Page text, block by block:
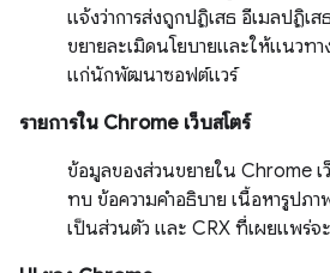
แจ้งว่าการส่งถูกปฏิเสธ อีเมลปฏิเ
ขยายละเมิดนโยบายและให้แนวท
แก่นักพัฒนาซอฟต์แวร์
รายการใน Chrome เว็บสโตร์
ข้อมูลของส่วนขยายใน Chrome เ
ทบ ข้อความคำอธิบาย เนื้อหารูปภา
เป็นส่วนตัว และ CRX ที่เผยแพร่จ